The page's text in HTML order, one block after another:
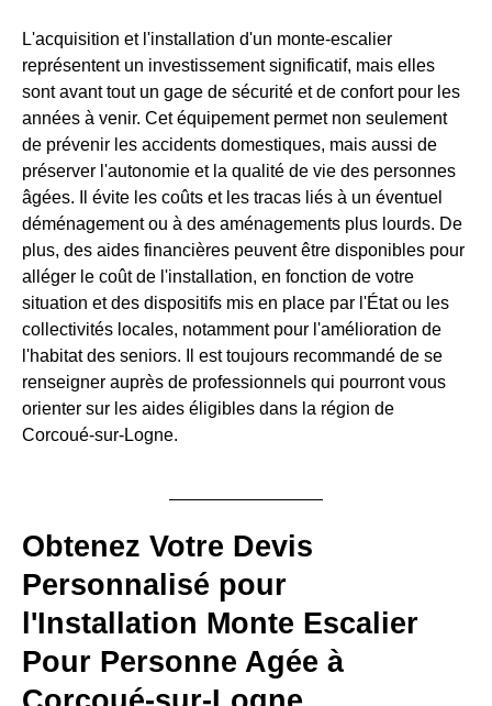
L'acquisition et l'installation d'un monte-escalier
représentent un investissement significatif, mais elles
sont avant tout un gage de sécurité et de confort pour les
années à venir. Cet équipement permet non seulement
de prévenir les accidents domestiques, mais aussi de
préserver l'autonomie et la qualité de vie des personnes
âgées. Il évite les coûts et les tracas liés à un éventuel
déménagement ou à des aménagements plus lourds. De
plus, des aides financières peuvent être disponibles pour
alléger le coût de l'installation, en fonction de votre
situation et des dispositifs mis en place par l'État ou les
collectivités locales, notamment pour l'amélioration de
l'habitat des seniors. Il est toujours recommandé de se
renseigner auprès de professionnels qui pourront vous
orienter sur les aides éligibles dans la région de
Corcoué-sur-Logne.
Obtenez Votre Devis
Personnalisé pour
l'Installation Monte Escalier
Pour Personne Agée à